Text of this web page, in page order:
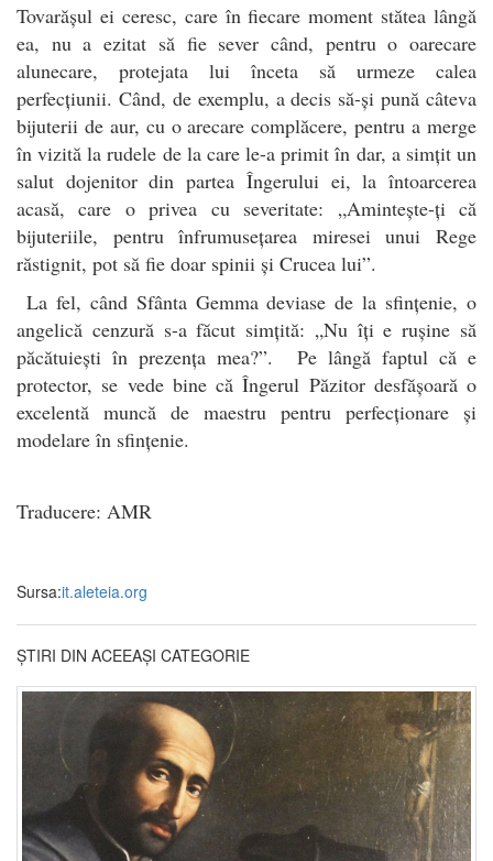
Tovarășul ei ceresc, care în fiecare moment stătea lângă
ea, nu a ezitat să fie sever când, pentru o oarecare
alunecare, protejata lui înceta să urmeze calea
perfecțiunii. Când, de exemplu, a decis să-și pună câteva
bijuterii de aur, cu o arecare complăcere, pentru a merge
în vizită la rudele de la care le-a primit în dar, a simțit un
salut dojenitor din partea Îngerului ei, la întoarcerea
acasă, care o privea cu severitate: „Amintește-ți că
bijuteriile, pentru înfrumusețarea miresei unui Rege
răstignit, pot să fie doar spinii și Crucea lui”.
La fel, când Sfânta Gemma deviase de la sfințenie, o
angelică cenzură s-a făcut simțită: „Nu îți e rușine să
păcătuiești în prezența mea?”. Pe lângă faptul că e
protector, se vede bine că Îngerul Păzitor desfășoară o
excelentă muncă de maestru pentru perfecționare și
modelare în sfințenie.
Traducere: AMR
Sursa:it.aleteia.org
ȘTIRI DIN ACEEAȘI CATEGORIE